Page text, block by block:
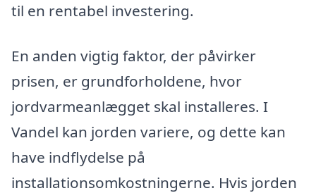
til en rentabel investering.
En anden vigtig faktor, der påvirker
prisen, er grundforholdene, hvor
jordvarmeanlægget skal installeres. I
Vandel kan jorden variere, og dette kan
have indflydelse på
installationsomkostningerne. Hvis jorden